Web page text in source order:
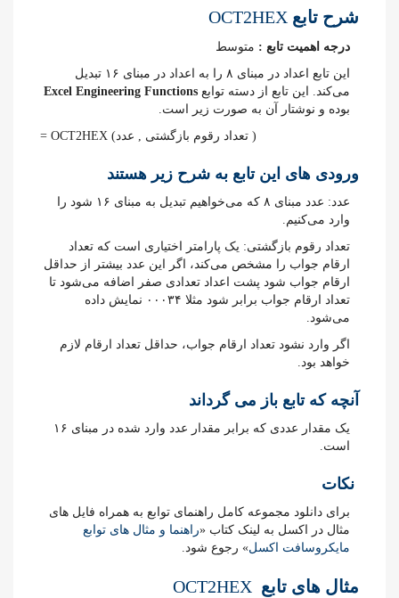
شرح تابع OCT2HEX
درجه اهمیت تابع : متوسط
این تابع اعداد در مبنای ۸ را به اعداد در مبنای ۱۶ تبدیل
می‌کند. این تابع از دسته توابع Excel Engineering Functions
بوده و نوشتار آن به صورت زیر است.
= OCT2HEX (تعداد رقوم بازگشتی , عدد )
ورودی های این تابع به شرح زیر هستند
عدد: عدد مبنای ۸ که می‌خواهیم تبدیل به مبنای ۱۶ شود را
وارد می‌کنیم.
تعداد رقوم بازگشتی: یک پارامتر اختیاری است که تعداد
ارقام جواب را مشخص می‌کند، اگر این عدد بیشتر از حداقل
ارقام جواب شود پشت اعداد تعدادی صفر اضافه می‌شود تا
تعداد ارقام جواب برابر شود مثلا ۰۰۰۳۴ نمایش داده
می‌شود.
اگر وارد نشود تعداد ارقام جواب، حداقل تعداد ارقام لازم
خواهد بود.
آنچه که تابع باز می گرداند
یک مقدار عددی که برابر مقدار عدد وارد شده در مبنای ۱۶
است.
نکات
برای دانلود مجموعه کامل راهنمای توابع به همراه فایل های
مثال در اکسل به لینک کتاب «راهنما و مثال های توابع
مایکروسافت اکسل» رجوع شود.
مثال های تابع OCT2HEX